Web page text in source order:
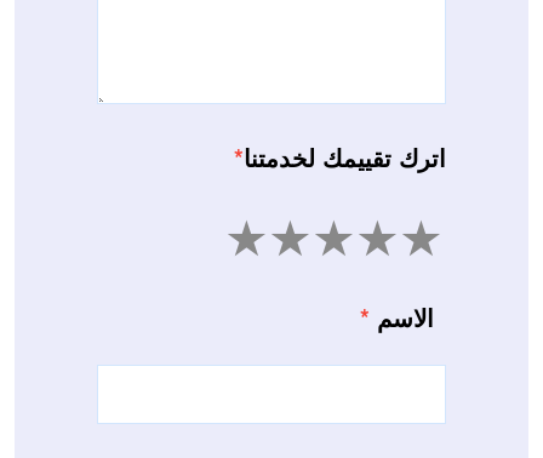
اترك تقييمك لخدمتنا*
4 3 2 1
الاسم *